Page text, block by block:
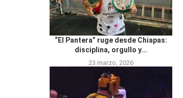
“El Pantera” ruge desde Chiapas:
disciplina, orgullo y...
23 marzo, 2026